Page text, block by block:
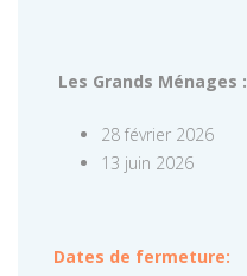
Les Grands Ménages :
28 février 2026
13 juin 2026
Dates de fermeture: